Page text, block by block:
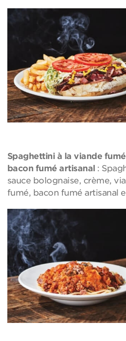
Spaghettini à la viande
bacon fumé artisanal :
sauce bolognaise, crème,
fumé, bacon fumé artisanal